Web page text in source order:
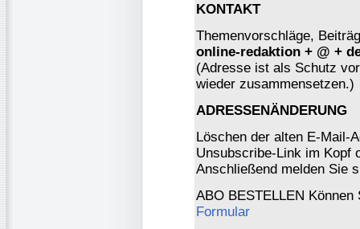
KONTAKT
Themenvorschläge,
online-redaktion + @ +
(Adresse ist als Schutz
wieder zusammensetzen.)
ADRESSENÄNDERUNG
Löschen der alten E-Mail-
Unsubscribe-Link im Kopf
Anschließend melden Sie
ABO BESTELLEN
Formular